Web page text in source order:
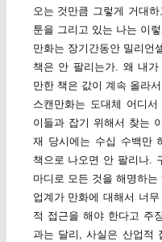
오는 것만큼 그렇게 거대
툰을 그리고 있는 나는 이
만화는 장기간동안 밀리언
책은 안 팔리는가. 왜 내
만한 책은 값이 계속 올라
스캔만화는 도대체 어디
이들과 잡기 위해서 찾는
재 당시에는 수십 수백만
책으로 나오면 안 팔리나.
마디로 모든 것을 해명하
업계가 만화에 대해서 너
적 접근을 해야 한다고 주
과는 달리, 사실은 산업적